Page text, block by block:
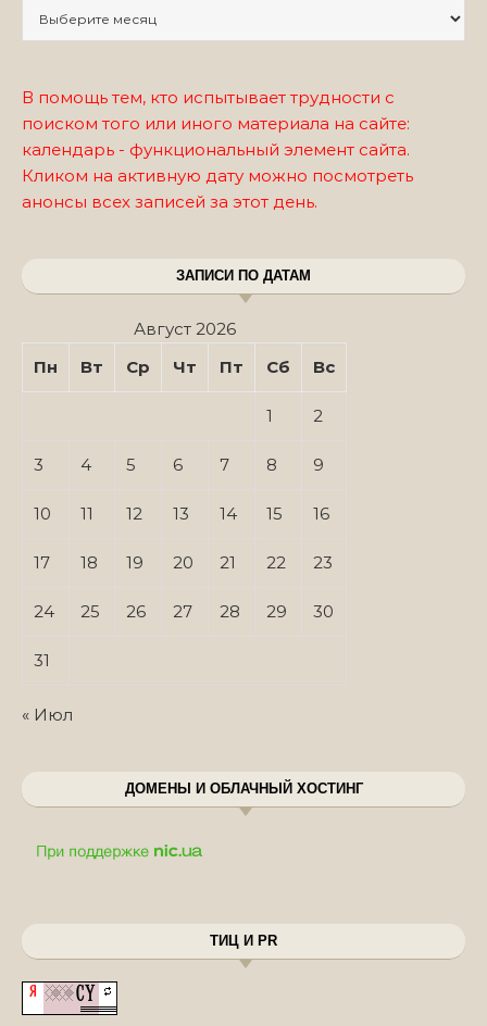
В помощь тем, кто испытывает трудности с
поиском того или иного материала на сайте:
календарь - функциональный элемент сайта.
Кликом на активную дату можно посмотреть
анонсы всех записей за этот день.
ЗАПИСИ ПО ДАТАМ
Август 2026
Пн
Вт Ср Чт Пт Сб Вс
1 2
3 4 5 6 7 8 9
10 11 12 13 14 15 16
17 18 19 20 21 22 23
24 25 26 27 28 29 30
31
« Июл
ДОМЕНЫ И ОБЛАЧНЫЙ ХОСТИНГ
ТИЦ И PR